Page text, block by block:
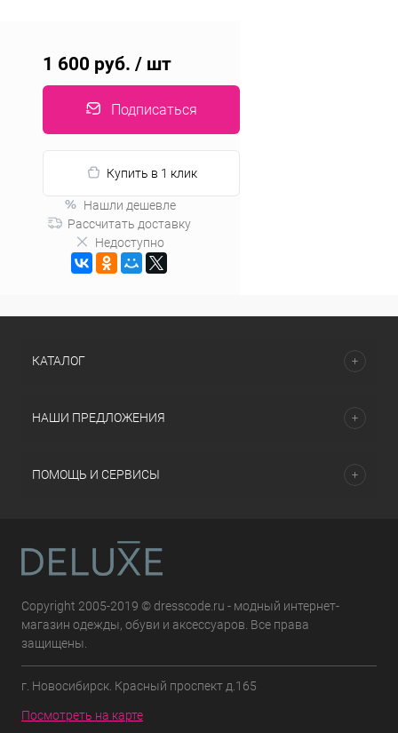
1 600 руб. / шт
Подписаться
Купить в 1 клик
Нашли дешевле
Рассчитать доставку
Недоступно
КАТАЛОГ
НАШИ ПРЕДЛОЖЕНИЯ
ПОМОЩЬ И СЕРВИСЫ
Copyright 2005-2019 © dresscode.ru - модный интернет-
магазин одежды, обуви и аксессуаров. Все права
защищены.
г. Новосибирск. Красный проспект д.165
Посмотреть на карте